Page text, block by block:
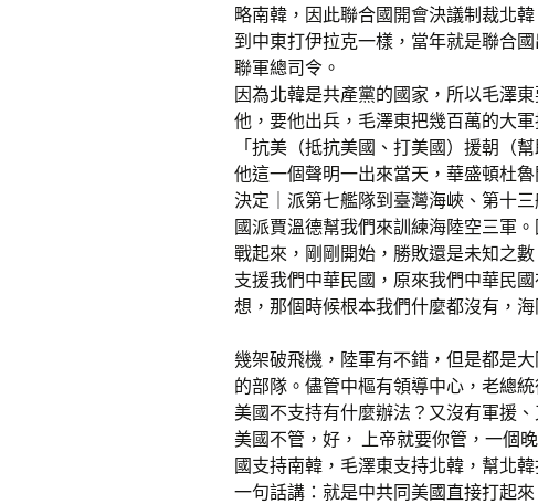
略南韓，因此聯合國開會決議制裁北
到中東打伊拉克一樣，當年就是聯合
聯軍總司令。
因為北韓是共產黨的國家，所以毛澤
他，要他出兵，毛澤東把幾百萬的大
「抗美（抵抗美國、打美國）援朝（
他這一個聲明一出來當天，華盛頓杜
決定｜派第七艦隊到臺灣海峽、第十
國派賈溫德幫我們來訓練海陸空三軍
戰起來，剛剛開始，勝敗還是未知之
支援我們中華民國，原來我們中華民
想，那個時候根本我們什麼都沒有，
幾架破飛機，陸軍有不錯，但是都是
的部隊。儘管中樞有領導中心，老總
美國不支持有什麼辦法？又沒有軍援
美國不管，好， 上帝就要你管，一個
國支持南韓，毛澤東支持北韓，幫北
一句話講：就是中共同美國直接打起來